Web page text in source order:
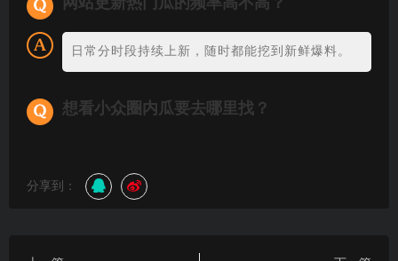
网站更新热门瓜的频率高不高？
日常分时段持续上新，随时都能挖到新鲜爆料。
想看小众圈内瓜要去哪里找？
分享到：